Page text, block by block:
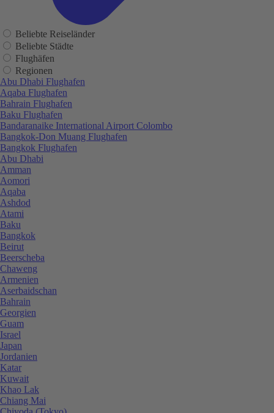
Beliebte Reiseländer
Beliebte Städte
Flughäfen
Regionen
Abu Dhabi Flughafen
Aqaba Flughafen
Bahrain Flughafen
Baku Flughafen
Bandaranaike International Airport Colombo
Bangkok-Don Muang Flughafen
Bangkok Flughafen
Abu Dhabi
Amman
Aomori
Aqaba
Ashdod
Atami
Baku
Bangkok
Beirut
Beerscheba
Chaweng
Armenien
Aserbaidschan
Bahrain
Georgien
Guam
Israel
Japan
Jordanien
Katar
Kuwait
Khao Lak
Chiang Mai